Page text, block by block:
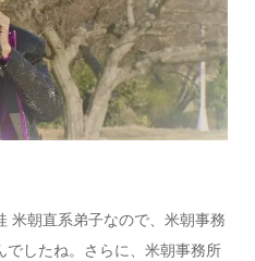
米朝直系弟子なので、米朝事務
したね。さらに、米朝事務所